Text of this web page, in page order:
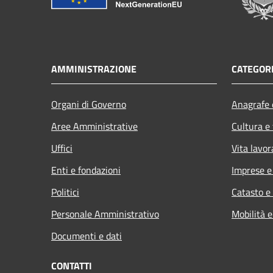
AMMINISTRAZIONE
Organi di Governo
Aree Amministrative
Uffici
Enti e fondazioni
Politici
Personale Amministrativo
Documenti e dati
Cultura
Vita
Imprese
Catasto
Mobilità
CONTATTI